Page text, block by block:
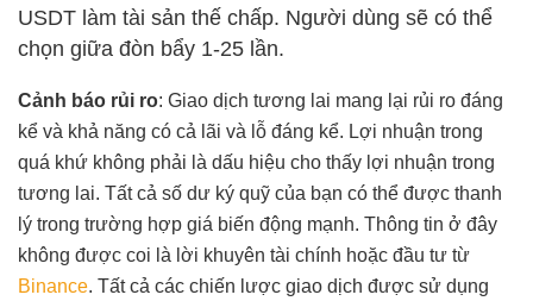
USDT làm tài sản thế chấp. Người dùng sẽ có thể
chọn giữa đòn bẩy 1-25 lần.
Cảnh báo rủi ro: Giao dịch tương lai mang lại rủi ro đáng
kể và khả năng có cả lãi và lỗ đáng kể. Lợi nhuận trong
quá khứ không phải là dấu hiệu cho thấy lợi nhuận trong
tương lai. Tất cả số dư ký quỹ của bạn có thể được thanh
lý trong trường hợp giá biến động mạnh. Thông tin ở đây
không được coi là lời khuyên tài chính hoặc đầu tư từ
Binance. Tất cả các chiến lược giao dịch được sử dụng